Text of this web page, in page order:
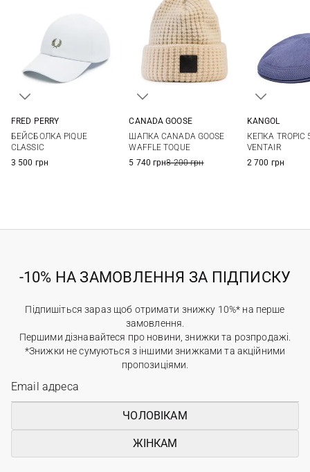
FRED PERRY
БЕЙСБОЛКА PIQUE
CLASSIC
3 500 грн
CANADA GOOSE
ШАПКА CANADA GOOSE
WAFFLE TOQUE
5 740 грн8 200 грн
KANGOL
КЕПКА TROPIC
VENTAIR
2 700 грн
-10% НА ЗАМОВЛЕННЯ ЗА ПІДПИСКУ
Підпишіться зараз щоб отримати знижку 10%* на перше
замовлення.
Першими дізнавайтеся про новини, знижки та розпродажі.
*Знижки не сумуються з іншими знижками та акційними
пропозиціями.
ЧОЛОВІКАМ
ЖІНКАМ